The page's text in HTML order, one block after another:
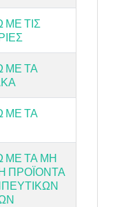
ΜΕ ΤΙΣ
ΜΕ ΤΑ
ΜΕ ΤΑ
ΜΕ ΤΑ ΜΗ
ΠΡΟΪΟΝΤΑ